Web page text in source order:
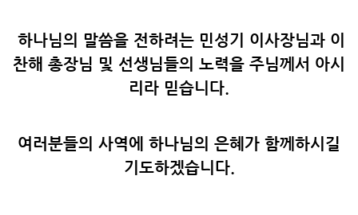
하나님의 말씀을 전하려는 민성기 이사장님과 이
찬해 총장님 및 선생님들의 노력을 주님께서 아시
리라 믿습니다.
여러분들의 사역에 하나님의 은혜가 함께하시길
기도하겠습니다.